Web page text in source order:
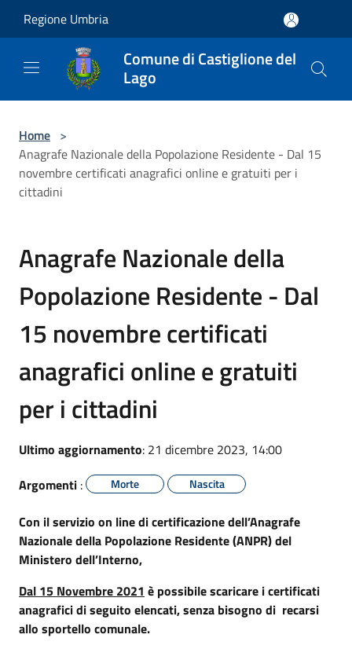
Regione Umbria
Comune di Castiglione del
Lago
Home >
Anagrafe Nazionale della Popolazione Residente - Dal 15
novembre certificati anagrafici online e gratuiti per i
cittadini
Anagrafe Nazionale della
Popolazione Residente - Dal
15 novembre certificati
anagrafici online e gratuiti
per i cittadini
Ultimo aggiornamento: 21 dicembre 2023, 14:00
Argomenti : Morte Nascita
Con il servizio on line di certificazione dell’Anagrafe
Nazionale della Popolazione Residente (ANPR) del
Ministero dell’Interno,
Dal 15 Novembre 2021 è possibile scaricare i certificati
anagrafici di seguito elencati, senza bisogno di recarsi
allo sportello comunale.